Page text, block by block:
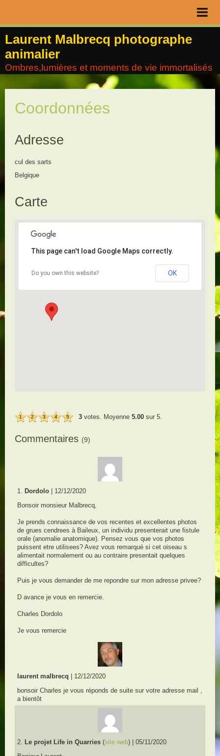
Page d'accueil
Livre d'or
Contact
Album
Agenda
Laurent Malbrecq photographe
animalier
Ombres,lumières et moments de vie immortalisés
Coordonnées
Adresse
cul des sarts
Belgique
Carte
This page can't load Google Maps correctly.
Do you own this website? OK
1 2 3 4 5 3 votes. Moyenne 5.00 sur 5.
Commentaires (9)
1. Dordolo
| 12/12/2020
Bonsoir monsieur Malbrecq,
Je prends connaissance de vos recentes et excellentes photos
de grues cendrees à Baileux, un individu presenterait une fistule
orale (anomalie anatomique). Pensez vous que vos photos
puissent etre utilisees? Avez vous remarqué si cet oiseau s
alimentait normalement ou au contraire presentait quelques
difficultes?
Puis je vous demander de me repondre sur mon adresse privee?
D avance je vous en remercie.
Charles Dordolo
Je vous remercie
laurent malbrecq
| 12/12/2020
bonsoir Charles je vous réponds de suite sur votre adresse mail ,
a bientôt
2. Le projet Life in Quarries (site web)
| 05/11/2020